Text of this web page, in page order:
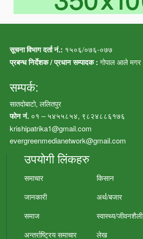
सूचना विभाग दर्ता नं.: १५०६/०७६-०७७
प्रबन्ध निर्देशक / प्रधान सम्पादक :गोपाल आले मगर
सम्पर्क:
सातदोबाटो, ललितपुर
फोन नं. ०१ – ५४५५८५४, ९८२४८८६१७६
krishipatrika1@gmail.com
evergreenmedianetwork@gmail.com
उपयोगी लिंकहरु
समाचार
किसान
जानकारी
अर्थ/बजार
समाज
स्वास्थ्य/जीवनशैली
अन्तर्राष्ट्रिय समाचार
लेख